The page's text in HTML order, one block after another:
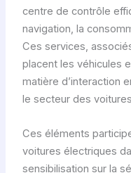
centre de contrôle
navigation, la
Ces services,
placent les véhicules
matière d’interaction
le secteur des
Ces éléments
voitures électriques
sensibilisation sur la